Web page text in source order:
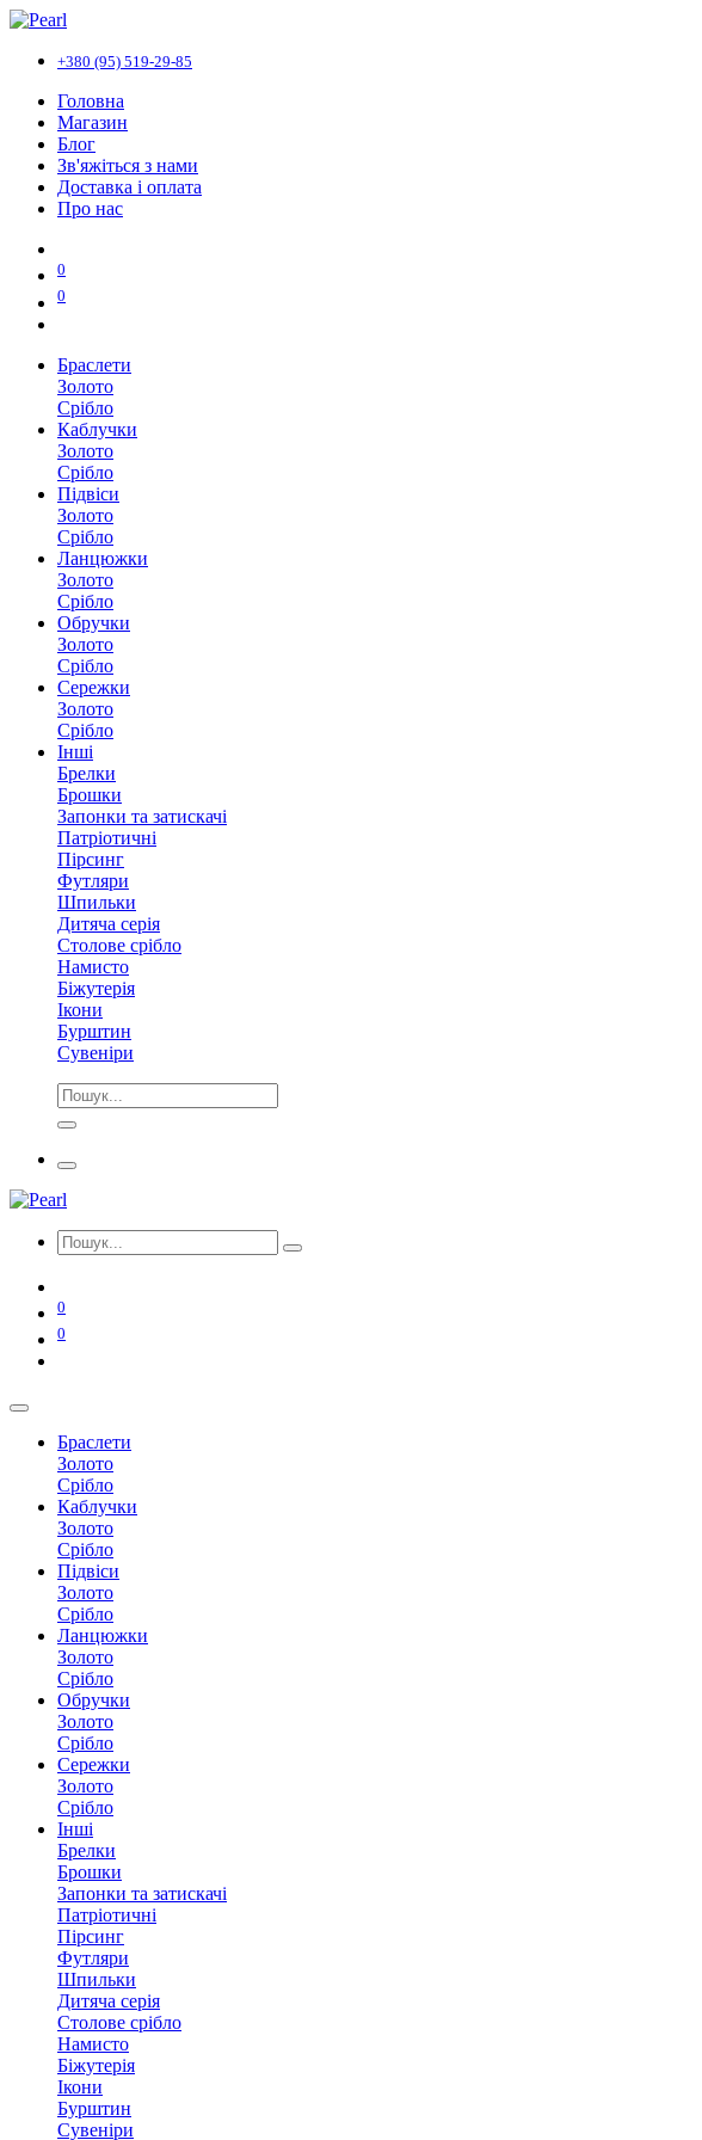
+380 (95) 519-29-85
Головна
Магазин
Блог
Зв'яжіться з нами
Доставка і оплата
Про нас
0
0
Браслети
Золото
Срібло
Каблучки
Золото
Срібло
Підвіси
Золото
Срібло
Ланцюжки
Золото
Срібло
Обручки
Золото
Срібло
Сережки
Золото
Срібло
Інші
Брелки
Брошки
Запонки та затискачі
Патріотичні
Пірсинг
Футляри
Шпильки
Дитяча серія
Столове срібло
Намисто
Біжутерія
Ікони
Бурштин
Сувеніри
0
0
Браслети
Золото
Срібло
Каблучки
Золото
Срібло
Підвіси
Золото
Срібло
Ланцюжки
Золото
Срібло
Обручки
Золото
Срібло
Сережки
Золото
Срібло
Інші
Брелки
Брошки
Запонки та затискачі
Патріотичні
Пірсинг
Футляри
Шпильки
Дитяча серія
Столове срібло
Намисто
Біжутерія
Ікони
Бурштин
Сувеніри